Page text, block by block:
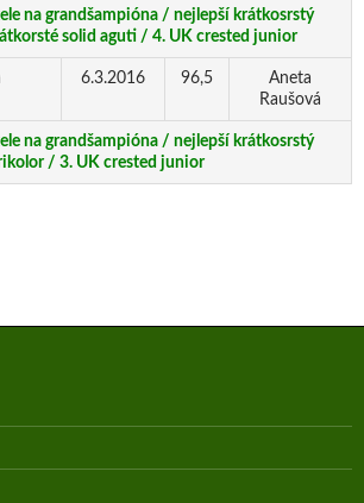
na grandšampióna / nejlepší krátkosrstý
solid aguti / 4. UK crested junior
6.3.2016 96,5
Aneta
Raušová
na grandšampióna / nejlepší krátkosrstý
/ 3. UK crested junior